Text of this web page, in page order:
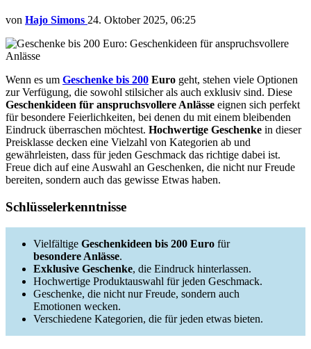
von Hajo Simons 24. Oktober 2025, 06:25
Wenn es um Geschenke bis 200 Euro geht, stehen viele Optionen
zur Verfügung, die sowohl stilsicher als auch exklusiv sind. Diese
Geschenkideen für anspruchsvollere Anlässe eignen sich perfekt
für besondere Feierlichkeiten, bei denen du mit einem bleibenden
Eindruck überraschen möchtest. Hochwertige Geschenke in dieser
Preisklasse decken eine Vielzahl von Kategorien ab und
gewährleisten, dass für jeden Geschmack das richtige dabei ist.
Freue dich auf eine Auswahl an Geschenken, die nicht nur Freude
bereiten, sondern auch das gewisse Etwas haben.
Schlüsselerkenntnisse
Vielfältige Geschenkideen bis 200 Euro für
besondere Anlässe.
Exklusive Geschenke, die Eindruck hinterlassen.
Hochwertige Produktauswahl für jeden Geschmack.
Geschenke, die nicht nur Freude, sondern auch
Emotionen wecken.
Verschiedene Kategorien, die für jeden etwas bieten.